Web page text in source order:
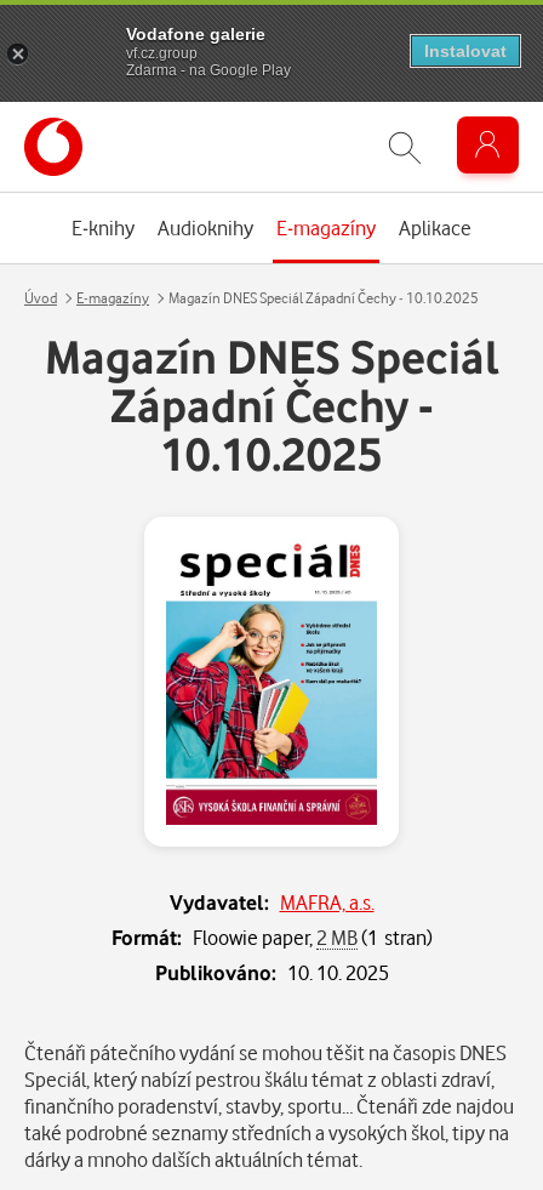
E-knihy Audioknihy E-magazíny Aplikace
Úvod E-magazíny Magazín DNES Speciál Západní Čechy - 10.10.2025
Magazín DNES Speciál
Západní Čechy -
10.10.2025
Vydavatel: MAFRA, a.s.
Formát: Floowie paper, 2 MB(1 stran)
Publikováno: 10. 10. 2025
Popis
Čtenáři pátečního vydání se mohou těšit na časopis DNES
Speciál, který nabízí pestrou škálu témat z oblasti zdraví,
finančního poradenství, stavby, sportu… Čtenáři zde najdou
také podrobné seznamy středních a vysokých škol, tipy na
dárky a mnoho dalších aktuálních témat.
Vodafone galerie
vf.cz.group
Zdarma - na Google Play
Instalovat